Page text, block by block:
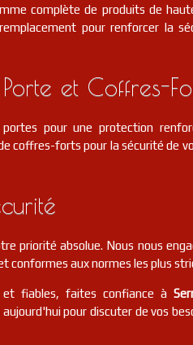
complète de produits de
pour renforcer la
et Coffres-
pour une protection
coffres-forts pour la sécurité de
priorité absolue. Nous nous
conformes aux normes les plus
et fiables, faites confiance à
pour discuter de vos